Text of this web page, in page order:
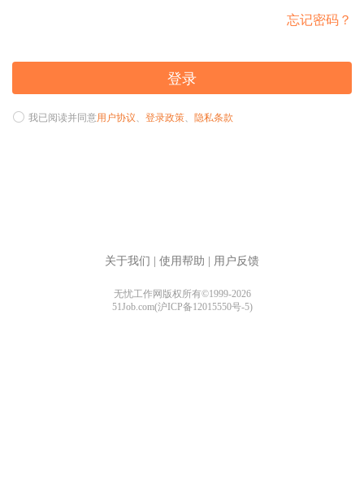
忘记密码？
登录
我已阅读并同意用户协议、 登录政策、 隐私条款
关于我们 使用帮助 用户反馈
无忧工作网版权所有©1999-2026
51Job.com(沪ICP备12015550号-5)